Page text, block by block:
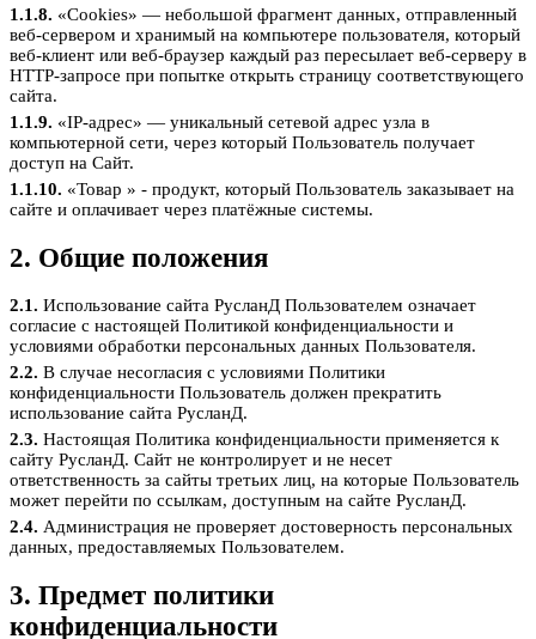
1.1.8. «Cookies» — небольшой фрагмент данных, отправленный
веб-сервером и хранимый на компьютере пользователя, который
веб-клиент или веб-браузер каждый раз пересылает веб-серверу в
HTTP-запросе при попытке открыть страницу соответствующего
сайта.
1.1.9. «IP-адрес» — уникальный сетевой адрес узла в
компьютерной сети, через который Пользователь получает
доступ на Сайт.
1.1.10. «Товар » - продукт, который Пользователь заказывает на
сайте и оплачивает через платёжные системы.
2. Общие положения
2.1. Использование сайта РусланД Пользователем означает
согласие с настоящей Политикой конфиденциальности и
условиями обработки персональных данных Пользователя.
2.2. В случае несогласия с условиями Политики
конфиденциальности Пользователь должен прекратить
использование сайта РусланД.
2.3. Настоящая Политика конфиденциальности применяется к
сайту РусланД. Сайт не контролирует и не несет
ответственность за сайты третьих лиц, на которые Пользователь
может перейти по ссылкам, доступным на сайте РусланД.
2.4. Администрация не проверяет достоверность персональных
данных, предоставляемых Пользователем.
3. Предмет политики
конфиденциальности